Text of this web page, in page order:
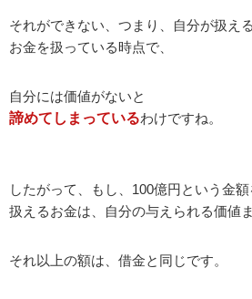
それができない、つまり、自分が扱え
お金を扱っている時点で、
自分には価値がないと
諦めてしまっているわけですね。
したがって、もし、100億円という金額
扱えるお金は、自分の与えられる価値ま
それ以上の額は、借金と同じです。